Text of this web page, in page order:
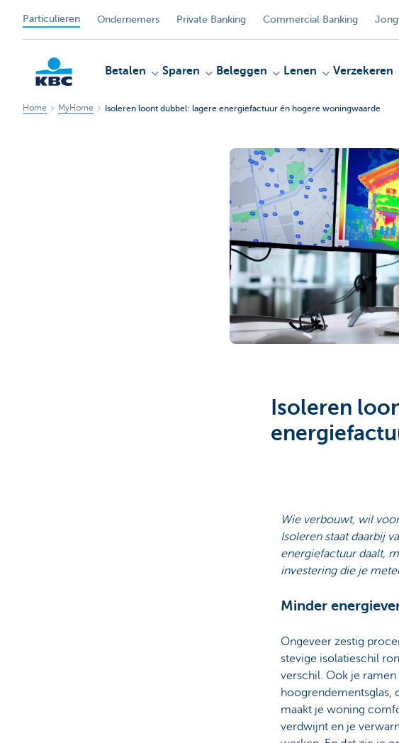
Particulieren Ondernemers Private Banking Commercial Banking
Betalen Sparen Beleggen Lenen Verzekeren
Home MyHome Isoleren loont dubbel: lagere energiefactuur én hogere woningwaarde
Isoleren
Wie verbouwt, wil
Isoleren staat daarbij
energiefactuur daalt,
investering die je
Minder
Ongeveer zestig
stevige isolatieschil
verschil. Ook je
hoogrendementsglas,
maakt je woning
verdwijnt en je